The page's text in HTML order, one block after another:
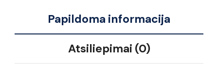
Papildoma informacija
Atsiliepimai (0)